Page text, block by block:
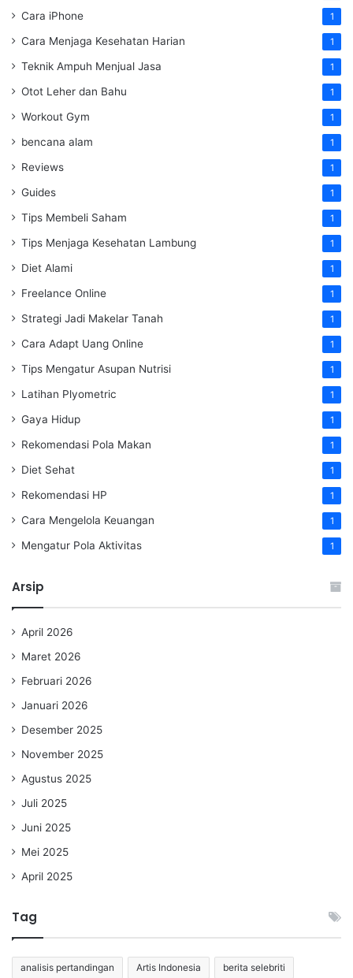
Cara iPhone 1
Cara Menjaga Kesehatan Harian 1
Teknik Ampuh Menjual Jasa 1
Otot Leher dan Bahu 1
Workout Gym 1
bencana alam 1
Reviews 1
Guides 1
Tips Membeli Saham 1
Tips Menjaga Kesehatan Lambung 1
Diet Alami 1
Freelance Online 1
Strategi Jadi Makelar Tanah 1
Cara Adapt Uang Online 1
Tips Mengatur Asupan Nutrisi 1
Latihan Plyometric 1
Gaya Hidup 1
Rekomendasi Pola Makan 1
Diet Sehat 1
Rekomendasi HP 1
Cara Mengelola Keuangan 1
Mengatur Pola Aktivitas 1
Arsip
April 2026
Maret 2026
Februari 2026
Januari 2026
Desember 2025
November 2025
Agustus 2025
Juli 2025
Juni 2025
Mei 2025
April 2025
Tag
analisis pertandingan Artis Indonesia berita selebriti